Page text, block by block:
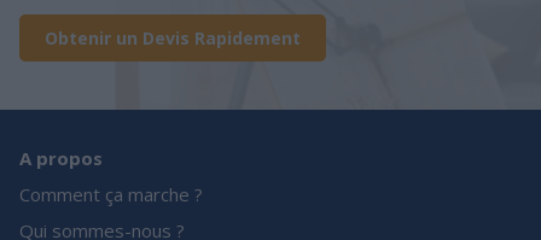
Obtenir un Devis Rapidement
A propos
Comment ça marche ?
Qui sommes-nous ?